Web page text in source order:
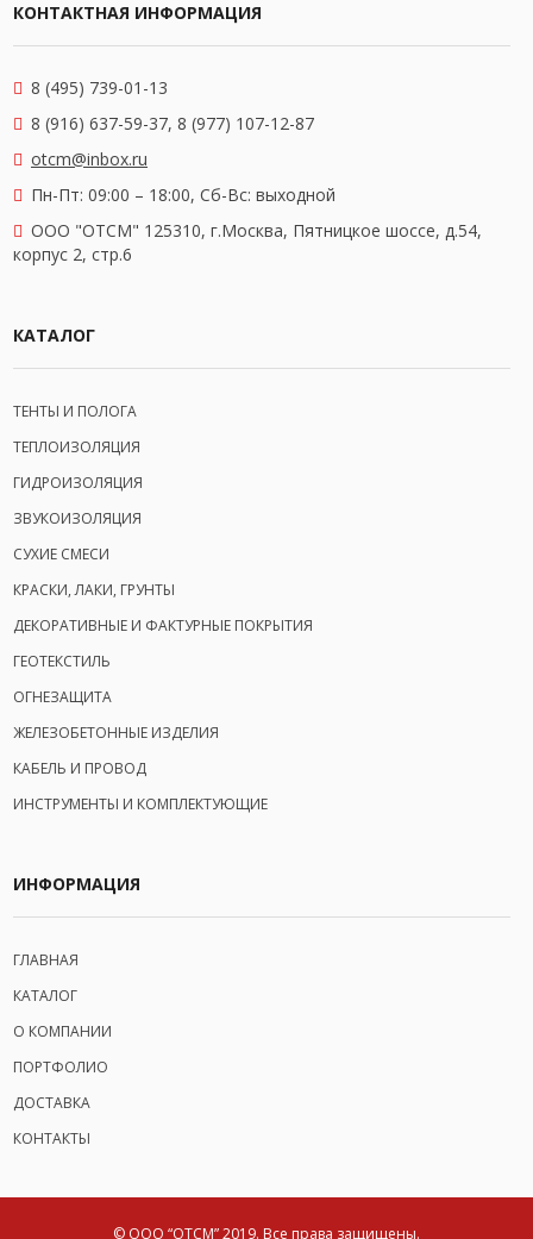
КОНТАКТНАЯ ИНФОРМАЦИЯ
8 (495) 739-01-13
8 (916) 637-59-37, 8 (977) 107-12-87
otcm@inbox.ru
Пн-Пт: 09:00 – 18:00, Сб-Вс: выходной
OOO "ОТСМ" 125310, г.Москва, Пятницкое шоссе, д.54,
корпус 2, стр.6
КАТАЛОГ
ТЕНТЫ И ПОЛОГА
ТЕПЛОИЗОЛЯЦИЯ
ГИДРОИЗОЛЯЦИЯ
ЗВУКОИЗОЛЯЦИЯ
СУХИЕ СМЕСИ
КРАСКИ, ЛАКИ, ГРУНТЫ
ДЕКОРАТИВНЫЕ И ФАКТУРНЫЕ ПОКРЫТИЯ
ГЕОТЕКСТИЛЬ
ОГНЕЗАЩИТА
ЖЕЛЕЗОБЕТОННЫЕ ИЗДЕЛИЯ
КАБЕЛЬ И ПРОВОД
ИНСТРУМЕНТЫ И КОМПЛЕКТУЮЩИЕ
ИНФОРМАЦИЯ
ГЛАВНАЯ
КАТАЛОГ
О КОМПАНИИ
ПОРТФОЛИО
ДОСТАВКА
КОНТАКТЫ
© ООО “ОТСМ” 2019. Все права защищены.